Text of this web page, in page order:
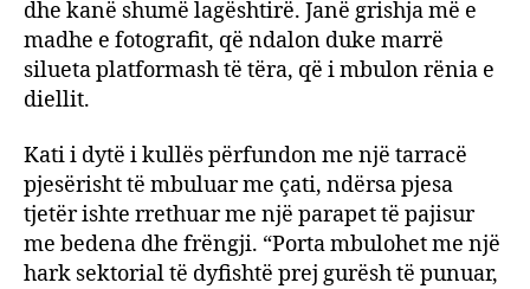
dhe kanë shumë lagështirë. Janë grishja më e
madhe e fotografit, që ndalon duke marrë
silueta platformash të tëra, që i mbulon rënia e
diellit.
Kati i dytë i kullës përfundon me një tarracë
pjesërisht të mbuluar me çati, ndërsa pjesa
tjetër ishte rrethuar me një parapet të pajisur
me bedena dhe frëngji. “Porta mbulohet me një
hark sektorial të dyfishtë prej gurësh të punuar,